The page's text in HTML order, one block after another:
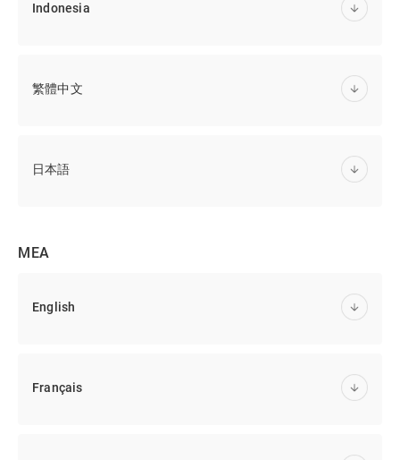
Indonesia
繁體中文
日本語
MEA
English
Français